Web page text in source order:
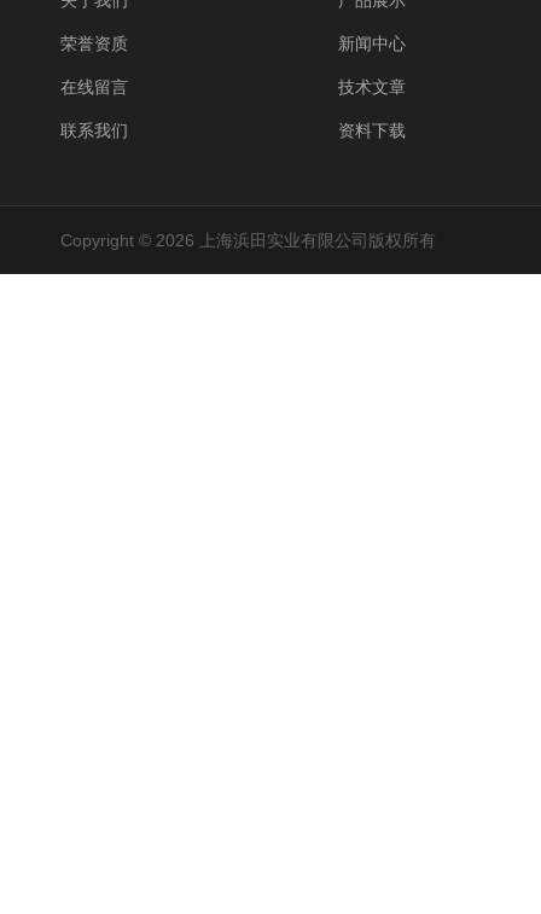
荣誉资质
在线留言
联系我们
新闻中心
技术文章
资料下载
Copyright © 2026 上海浜田实业有限公司版权所有